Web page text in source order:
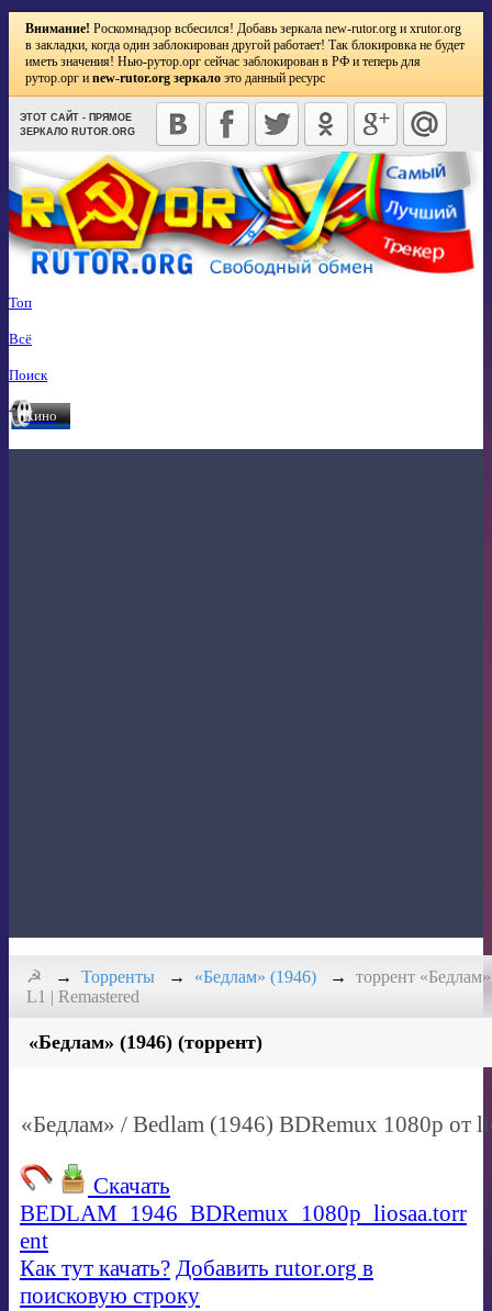
Внимание! Роскомнадзор всбесился! Добавь зеркала new-rutor.org и xrutor.org
в закладки, когда один заблокирован другой работает! Так блокировка не будет
иметь значения! Нью-рутор.орг сейчас заблокирован в РФ и теперь для
рутор.орг и new-rutor.org зеркало это данный ресурс
ЭТОТ САЙТ - ПРЯМОЕ
ЗЕРКАЛО RUTOR.ORG
Топ
Всё
☭ Торренты «Бедлам» (1946)
торрент
L1 | Remastered
«Бедлам» (1946) (торрент)
«Бедлам» / Bedlam (1946) BDRemux 1080p от
Скачать
BEDLAM_1946_BDRemux_1080p_liosaa.torr
ent
Как тут качать? Добавить rutor.org в
поисковую строку